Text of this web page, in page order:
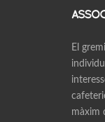
El
màxim